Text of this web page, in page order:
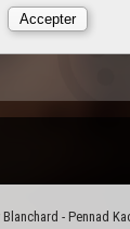
Blanchard - Pennad